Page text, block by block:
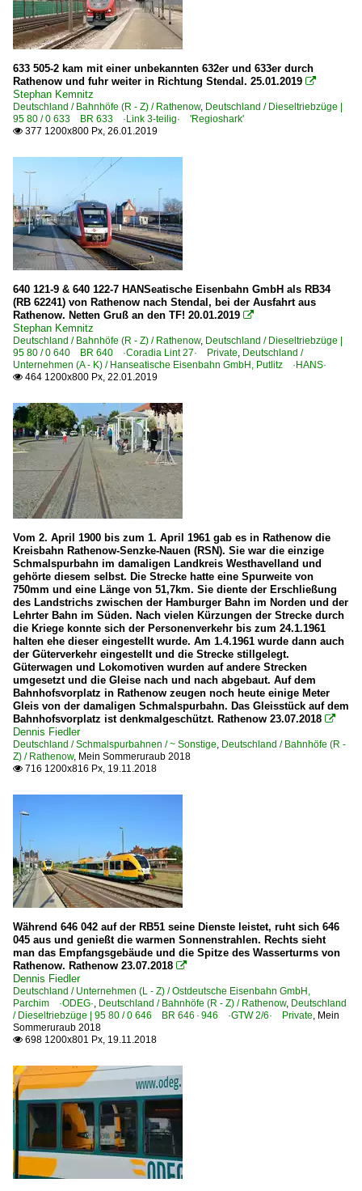
6 187 BR 187 ·Traxx AC3· Private
6 189 BR 189 ·ES 64 F4·
6 189 BR 189 ·ES 64 F4· Private
6 193 ¦ 7 193 BR 193 ·Vectron AC/MS· 'X4 E' Private
E-Loks | konventionell
6 103 BR 103.1
6 110 BR 110.3 E 10 'Bügelfalte'
6 112 BR 112.1 DR 212
6 113 BR 113 DB 112 · DB 114 E 10.12
6 114 BR 114.0 ex 112.0
6 115 BR 115 DB Fernverkehr
6 139 BR 139 E 40.11
6 140 BR 140 E 40
6 142 BR 142 DR 242 E 42
6 143 BR 143 DR 243 Private
6 151 BR 151
6 155 BR 155 DR 250 'Energiecontainer'
Elektrotriebzüge | 93 8x | ICE - IC
ICE 1 BR 401 · 5 401 · 5 801-804 ganze Züge
ICE 2 BR 402 · 5 402 · 5 805-808 Triebköpfe oder Züge
ICE 2 BR 808 · 5 808 Steuerwagen
ICE 3 BR 403 · 5 403
ICE 3 M BR 406 · 5 406
ICE 4 BR 412 · x 412 · x 812
ICE T BR 411 · 5 411
ICE T BR 415 · 5 415
Elektrotriebzüge | 94 80
0 428 BR 428 ·Flirt (vierteilig)·
0 442 BR 442 ·Talent 2· 'Hamsterbacke'
0 445 BR 445.1 ·Kiss (vierteilig)·
Galerien
Sonderzüge und Sonderfahrten
Güterverkehr
Autotransportzüge
Gemischte Güterzüge
Holzhackschnitzel-Züge
Holzzüge
Kessel- und Silozüge
KLV Containerzüge
Kohle-, Erz- und Kokszüge
Personenwagen | Steuerwagen
Doppelstock-Steuerwagen 2. Generation für DR 760.0
Doppelstock-Steuerwagen 4. Generation 763-767, 785
633 505-2 kam mit einer unbekannten 632er und 633er durch
Rathenow und fuhr weiter in Richtung Stendal. 25.01.2019 
Stephan Kemnitz
Deutschland / Bahnhöfe (R - Z) / Rathenow, Deutschland / Dieseltriebzüge |
95 80 / 0 633 BR 633 ·Link 3-teilig· 'Regioshark'
 377 1200x800 Px, 26.01.2019
640 121-9 & 640 122-7 HANSeatische Eisenbahn GmbH als RB34
(RB 62241) von Rathenow nach Stendal, bei der Ausfahrt aus
Rathenow. Netten Gruß an den TF! 20.01.2019 
Stephan Kemnitz
Deutschland / Bahnhöfe (R - Z) / Rathenow, Deutschland / Dieseltriebzüge |
95 80 / 0 640 BR 640 ·Coradia Lint 27· Private, Deutschland /
Unternehmen (A - K) / Hanseatische Eisenbahn GmbH, Putlitz ·HANS·
 464 1200x800 Px, 22.01.2019
Vom 2. April 1900 bis zum 1. April 1961 gab es in Rathenow die
Kreisbahn Rathenow-Senzke-Nauen (RSN). Sie war die einzige
Schmalspurbahn im damaligen Landkreis Westhavelland und
gehörte diesem selbst. Die Strecke hatte eine Spurweite von
750mm und eine Länge von 51,7km. Sie diente der Erschließung
des Landstrichs zwischen der Hamburger Bahn im Norden und der
Lehrter Bahn im Süden. Nach vielen Kürzungen der Strecke durch
die Kriege konnte sich der Personenverkehr bis zum 24.1.1961
halten ehe dieser eingestellt wurde. Am 1.4.1961 wurde dann auch
der Güterverkehr eingestellt und die Strecke stillgelegt.
Güterwagen und Lokomotiven wurden auf andere Strecken
umgesetzt und die Gleise nach und nach abgebaut. Auf dem
Bahnhofsvorplatz in Rathenow zeugen noch heute einige Meter
Gleis von der damaligen Schmalspurbahn. Das Gleisstück auf dem
Bahnhofsvorplatz ist denkmalgeschützt. Rathenow 23.07.2018 
Dennis Fiedler
Deutschland / Schmalspurbahnen / ~ Sonstige, Deutschland / Bahnhöfe (R -
Z) / Rathenow, Mein Sommeruraub 2018
 716 1200x816 Px, 19.11.2018
Während 646 042 auf der RB51 seine Dienste leistet, ruht sich 646
045 aus und genießt die warmen Sonnenstrahlen. Rechts sieht
man das Empfangsgebäude und die Spitze des Wasserturms von
Rathenow. Rathenow 23.07.2018 
Dennis Fiedler
Deutschland / Unternehmen (L - Z) / Ostdeutsche Eisenbahn GmbH,
Parchim ·ODEG·, Deutschland / Bahnhöfe (R - Z) / Rathenow, Deutschland
/ Dieseltriebzüge | 95 80 / 0 646 BR 646 · 946 ·GTW 2/6· Private, Mein
Sommeruraub 2018
 698 1200x801 Px, 19.11.2018